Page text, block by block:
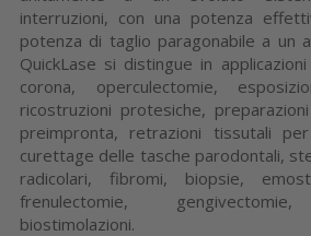
interruzioni, con una potenza
potenza di taglio paragonabile a un
QuickLase si distingue in
corona, operculectomie,
ricostruzioni protesiche,
preimpronta, retrazioni tissutali
curettage delle tasche parodontali,
radicolari, fibromi, biopsie,
frenulectomie, gengivectomie,
biostimolazioni.